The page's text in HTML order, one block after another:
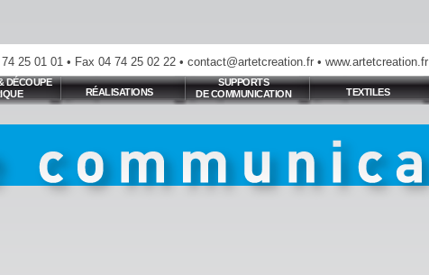
25 01 01 • Fax 04 74 25 02 22 • contact@artetcreation.fr • www.artetcreation.fr
DÉCOUPE
RÉALISATIONS
SUPPORTS
DE COMMUNICATION
TEXTILES